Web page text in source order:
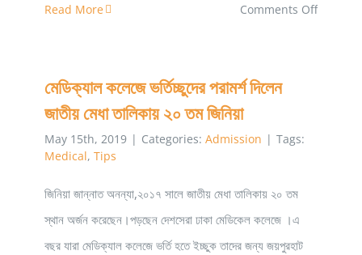
Read More Comments Offon
মেডিক্যাল কলেজে ভর্তিচ্ছুদের পরামর্শ দিলেন
জাতীয় মেধা তালিকায় ২০ তম জিনিয়া
May 15th, 2019 | Categories: Admission | Tags:
Medical, Tips
জিনিয়া জান্নাত অনন্যা,২০১৭ সালে জাতীয় মেধা তালিকায় ২০ তম
স্থান অর্জন করেছেন।পড়ছেন দেশসেরা ঢাকা মেডিকেল কলেজে ।এ
বছর যারা মেডিক্যাল কলেজে ভর্তি হতে ইচ্ছুক তাদের জন্য জয়পুরহাট